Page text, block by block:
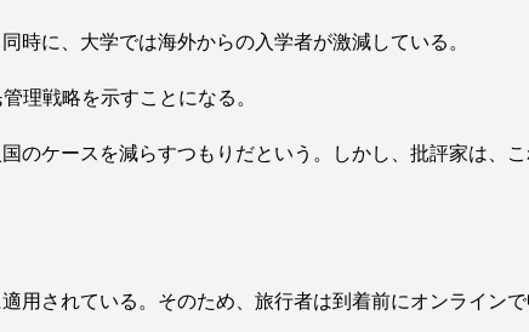
時に、大学では海外からの入学者が激減している。
理戦略を示すことになる。
のケースを減らすつもりだという。しかし、批評家は、
されている。そのため、旅行者は到着前にオンラインで